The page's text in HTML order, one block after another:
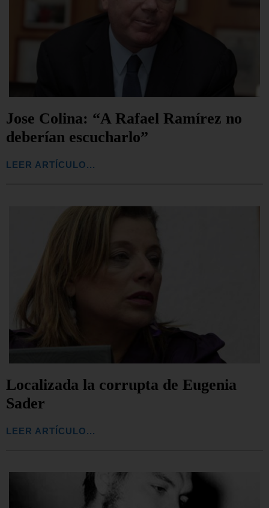
Jose Colina: “A Rafael Ramírez no
deberían escucharlo”
LEER ARTÍCULO...
Localizada la corrupta de Eugenia
Sader
LEER ARTÍCULO...